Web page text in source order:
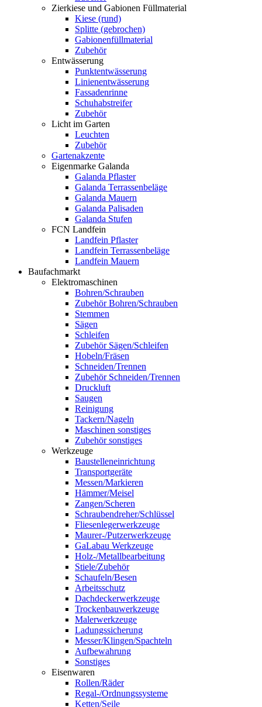
Zierkiese und Gabionen Füllmaterial
Kiese (rund)
Splitte (gebrochen)
Gabionenfüllmaterial
Zubehör
Entwässerung
Punktentwässerung
Linienentwässerung
Fassadenrinne
Schuhabstreifer
Zubehör
Licht im Garten
Leuchten
Zubehör
Gartenakzente
Eigenmarke Galanda
Galanda Pflaster
Galanda Terrassenbeläge
Galanda Mauern
Galanda Palisaden
Galanda Stufen
FCN Landfein
Landfein Pflaster
Landfein Terrassenbeläge
Landfein Mauern
Baufachmarkt
Elektromaschinen
Bohren/Schrauben
Zubehör Bohren/Schrauben
Stemmen
Sägen
Schleifen
Zubehör Sägen/Schleifen
Hobeln/Fräsen
Schneiden/Trennen
Zubehör Schneiden/Trennen
Druckluft
Saugen
Reinigung
Tackern/Nageln
Maschinen sonstiges
Zubehör sonstiges
Werkzeuge
Baustelleneinrichtung
Transportgeräte
Messen/Markieren
Hämmer/Meisel
Zangen/Scheren
Schraubendreher/Schlüssel
Fliesenlegerwerkzeuge
Maurer-/Putzerwerkzeuge
GaLabau Werkzeuge
Holz-/Metallbearbeitung
Stiele/Zubehör
Schaufeln/Besen
Arbeitsschutz
Dachdeckerwerkzeuge
Trockenbauwerkzeuge
Malerwerkzeuge
Ladungssicherung
Messer/Klingen/Spachteln
Aufbewahrung
Sonstiges
Eisenwaren
Rollen/Räder
Regal-/Ordnungssysteme
Ketten/Seile